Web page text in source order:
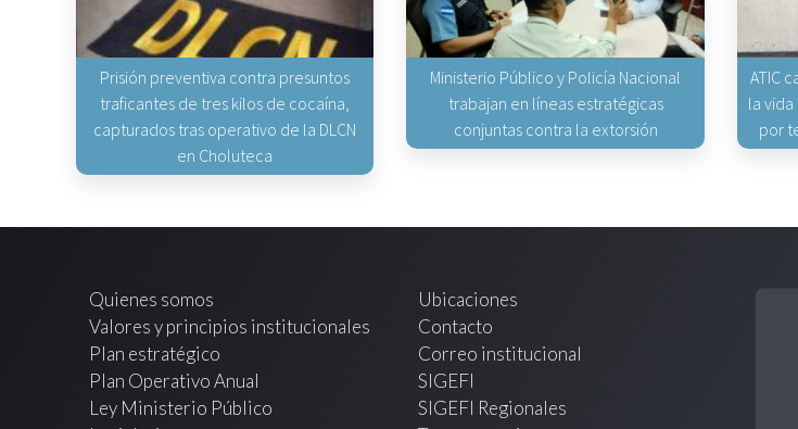
Prisión preventiva contra presuntos
traficantes de tres kilos de cocaína,
capturados tras operativo de la DLCN
en Choluteca
Ministerio Público y Policía Nacional
trabajan en líneas estratégicas
conjuntas contra la extorsión
ATIC
la
por
Quienes somos
Valores y principios institucionales
Plan estratégico
Plan Operativo Anual
Ley Ministerio Público
Ubicaciones
Contacto
Correo institucional
SIGEFI
SIGEFI Regionales